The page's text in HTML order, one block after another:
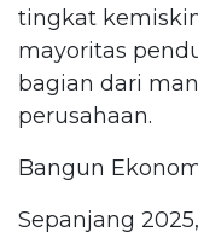
tingkat
mayoritas
bagian dari
perusahaan.
Bangun
Sepanjang